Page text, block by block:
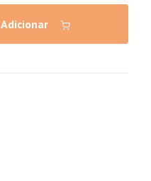
Adicionar